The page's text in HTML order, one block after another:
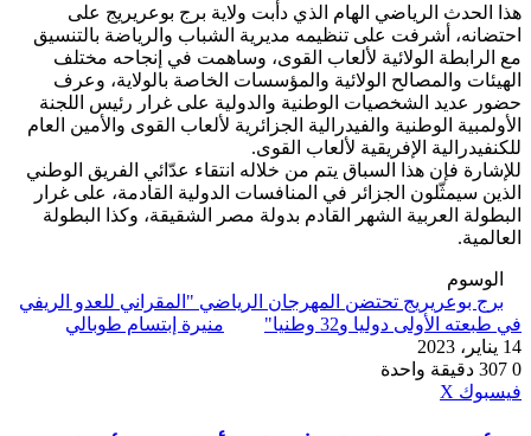
هذا الحدث الرياضي الهام الذي دأبت ولاية برج بوعريريج على
احتضانه، أشرفت على تنظيمه مديرية الشباب والرياضة بالتنسيق
مع الرابطة الولائية لألعاب القوى، وساهمت في إنجاحه مختلف
الهيئات والمصالح الولائية والمؤسسات الخاصة بالولاية، وعرف
حضور عديد الشخصيات الوطنية والدولية على غرار رئيس اللجنة
الأولمبية الوطنية والفيدرالية الجزائرية لألعاب القوى والأمين العام
للكنفيدرالية الإفريقية لألعاب القوى.
للإشارة فإن هذا السباق يتم من خلاله انتقاء عدّائي الفريق الوطني
الذين سيمثّلون الجزائر في المنافسات الدولية القادمة، على غرار
البطولة العربية الشهر القادم بدولة مصر الشقيقة، وكذا البطولة
العالمية.
الوسوم
برج بوعريريج تحتضن المهرجان الرياضي "المقراني للعدو الريفي
في طبعته الأولى دوليا و32 وطنيا"
منيرة إبتسام طوبالي
14 يناير، 2023
0
دقيقة واحدة
فيسبوك ‫X